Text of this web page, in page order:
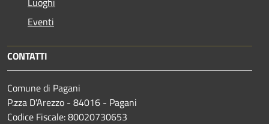
Eventi
CONTATTI
Comune di Pagani
P.zza D'Arezzo - 84016 - Pagani
Codice Fiscale: 80020730653